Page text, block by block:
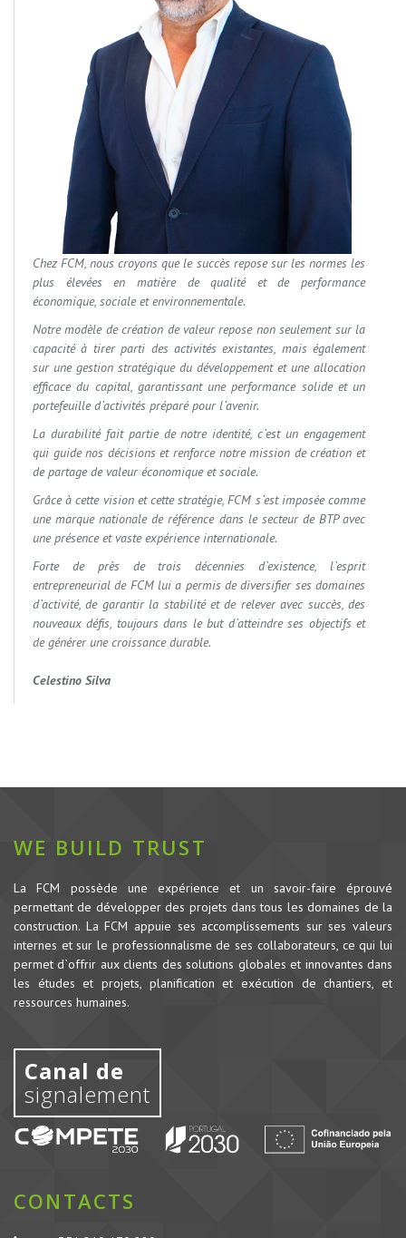
Chez FCM, nous croyons que le succès repose sur les normes les
plus élevées en matière de qualité et de performance
économique, sociale et environnementale.
Notre modèle de création de valeur repose non seulement sur la
capacité à tirer parti des activités existantes, mais également
sur une gestion stratégique du développement et une allocation
efficace du capital, garantissant une performance solide et un
portefeuille d`activités préparé pour l`avenir.
La durabilité fait partie de notre identité, c`est un engagement
qui guide nos décisions et renforce notre mission de création et
de partage de valeur économique et sociale.
Grâce à cette vision et cette stratégie, FCM s`est imposée comme
une marque nationale de référence dans le secteur de BTP avec
une présence et vaste expérience internationale.
Forte de près de trois décennies d`existence, l`esprit
entrepreneurial de FCM lui a permis de diversifier ses domaines
d`activité, de garantir la stabilité et de relever avec succès, des
nouveaux défis, toujours dans le but d`atteindre ses objectifs et
de générer une croissance durable.
Celestino Silva
WE BUILD TRUST
La FCM possède une expérience et un savoir-faire éprouvé
permettant de développer des projets dans tous les domaines de la
construction. La FCM appuie ses accomplissements sur ses valeurs
internes et sur le professionnalisme de ses collaborateurs, ce qui lui
permet d`offrir aux clients des solutions globales et innovantes dans
les études et projets, planification et exécution de chantiers, et
ressources humaines.
Canal de
signalement
CONTACTS